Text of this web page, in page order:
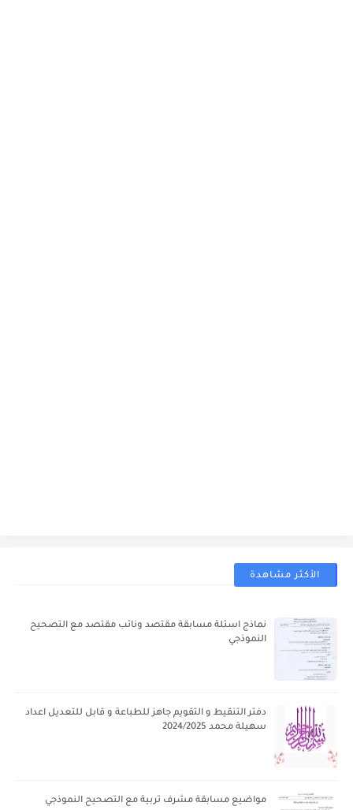
الأكثر مشاهدة
نماذج اسئلة مسابقة مقتصد ونائب مقتصد مع التصحيح
النموذجي
دفتر التنقيط و التقويم جاهز للطباعة و قابل للتعديل اعداد
سهيلة محمد 2024/2025
مواضيع مسابقة مشرف تربية مع التصحيح النموذجي